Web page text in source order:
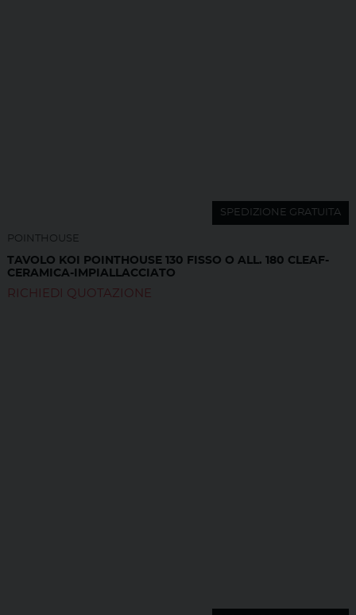
SPEDIZIONE GRATUITA
POINTHOUSE
TAVOLO KOI POINTHOUSE 130 FISSO O ALL. 180 CLEAF-
CERAMICA-IMPIALLACCIATO
RICHIEDI QUOTAZIONE